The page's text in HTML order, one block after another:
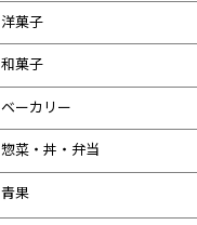
洋菓子
和菓子
ベーカリー
惣菜・丼・弁当
青果